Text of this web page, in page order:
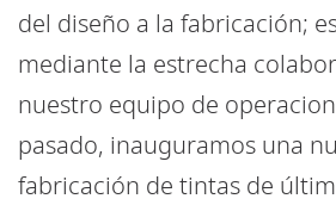
del diseño a la fabricación;
mediante la estrecha
nuestro equipo de
pasado, inauguramos una
fabricación de tintas de